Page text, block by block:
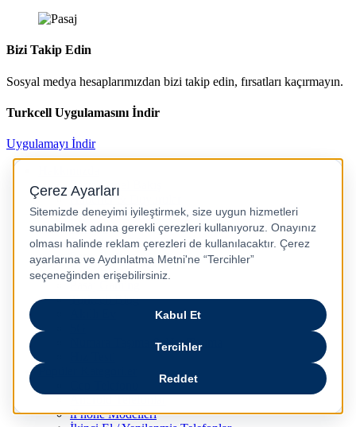
Bizi Takip Edin
Sosyal medya hesaplarımızdan bizi takip edin, fırsatları kaçırmayın.
Turkcell Uygulamasını İndir
Uygulamayı İndir
Pasaj Genel Bakış
Haberler & Duyurular
Kurumsal İletişim ve Sürdürürebilirlik
Kariyer
Gizlilik ve Güvenlik
Pasaj İletişim
Pasaj Blog
Pasaj Gaming
Turkcell Blog
Numara Taşıma & Hat Taşıma
iPhone Modelleri